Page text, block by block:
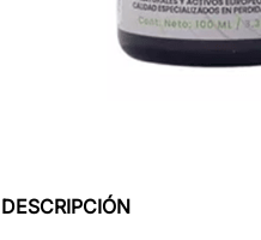
DESCRIPCIÓN